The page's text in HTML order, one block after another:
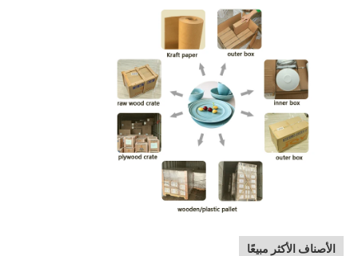
الأصناف الأكثر مبيعًا